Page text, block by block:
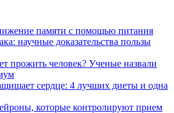
памяти с помощью питания
научные доказательства пользы
прожить человек? Ученые назвали
сердце: 4 лучших диеты и одна
которые контролируют прием